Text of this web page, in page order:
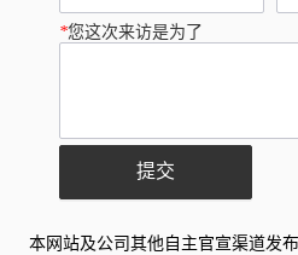
*您这次来访是为了
提交
本网站及公司其他自主官宣渠道发